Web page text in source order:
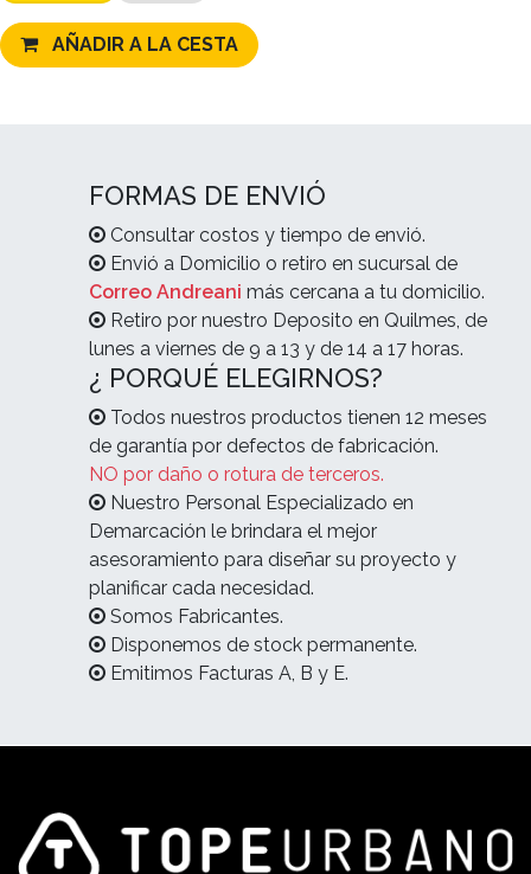
AÑADIR A LA CESTA
FORMAS DE ENVIÓ
Consultar costos y tiempo de envió.
Envió a Domicilio o retiro en sucursal de
Correo Andreani más cercana a tu domicilio.
Retiro por nuestro Deposito en Quilmes, de
lunes a viernes de 9 a 13 y de 14 a 17 horas.
¿ PORQUÉ ELEGIRNOS?
Todos nuestros productos tienen 12 meses
de garantía por defectos de fabricación.
NO por daño o rotura de terceros.
Nuestro Personal Especializado en
Demarcación le brindara el mejor
asesoramiento para diseñar su proyecto y
planificar cada necesidad.
Somos Fabricantes.
Disponemos de stock permanente.
Emitimos Facturas A, B y E.